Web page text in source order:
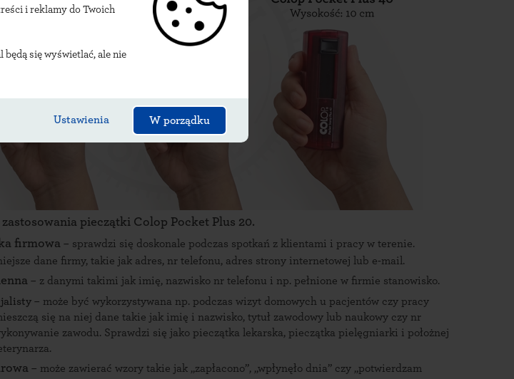
i reklamy do Twoich
się wyświetlać, ale nie
Ustawienia W porządku
pieczątki Colop Pocket Plus 20.
firmowa – sprawdzi się doskonale podczas spotkań z klientami i pracy w terenie.
dane firmy, takie jak adres, nr telefonu, adres strony internetowej lub e-mail.
– z danymi takimi jak imię, nazwisko nr telefonu i np. pełnione w firmie stanowisko.
– może być wykorzystywana np. podczas wizyt domowych u pacjentów czy pracy
się na niej dane takie jak imię i nazwisko, tytuł zawodowy lub naukowy czy nr
zawodu. Sprawdzi się jako pieczątka lekarska, pieczątka pielęgniarki i położnej
– może zawierać wzory takie jak „zapłacono”, „wpłynęło dnia” czy „potwierdzam